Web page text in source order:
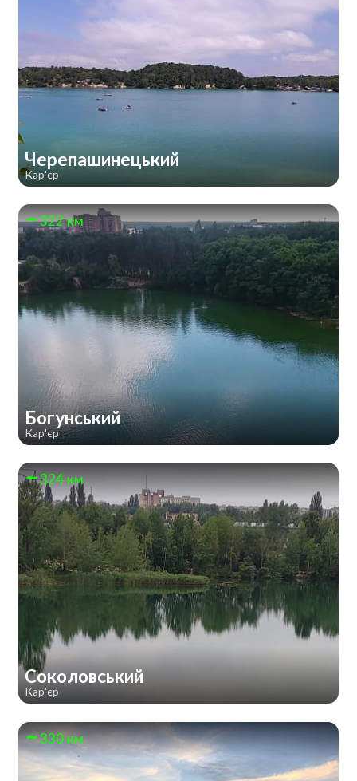
Черепашинецький
Кар'єр
322 км
Богунський
Кар'єр
324 км
Соколовський
Кар'єр
330 км